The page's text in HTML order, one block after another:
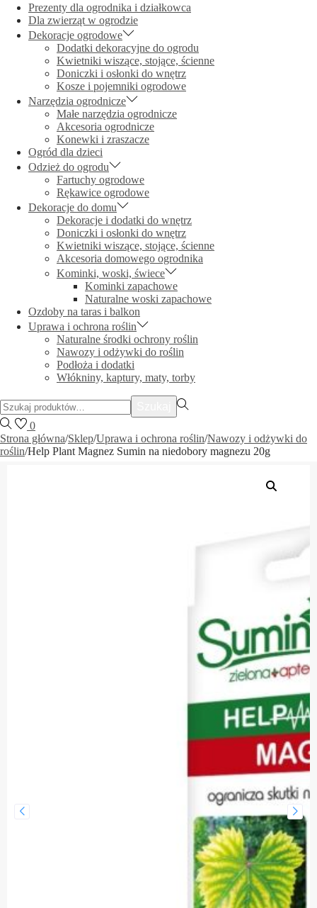
Prezenty dla ogrodnika i działkowca
Dla zwierząt w ogrodzie
Dekoracje ogrodowe
Dodatki dekoracyjne do ogrodu
Kwietniki wiszące, stojące, ścienne
Doniczki i osłonki do wnętrz
Kosze i pojemniki ogrodowe
Narzędzia ogrodnicze
Małe narzędzia ogrodnicze
Akcesoria ogrodnicze
Konewki i zraszacze
Ogród dla dzieci
Odzież do ogrodu
Fartuchy ogrodowe
Rękawice ogrodowe
Dekoracje do domu
Dekoracje i dodatki do wnętrz
Doniczki i osłonki do wnętrz
Kwietniki wiszące, stojące, ścienne
Akcesoria domowego ogrodnika
Kominki, woski, świece
Kominki zapachowe
Naturalne woski zapachowe
Ozdoby na taras i balkon
Uprawa i ochrona roślin
Naturalne środki ochrony roślin
Nawozy i odżywki do roślin
Podłoża i dodatki
Włókniny, kaptury, maty, torby
Szukać:>
0
Strona główna/Sklep/Uprawa i ochrona roślin/Nawozy i odżywki do
roślin/Help Plant Magnez Sumin na niedobory magnezu 20g